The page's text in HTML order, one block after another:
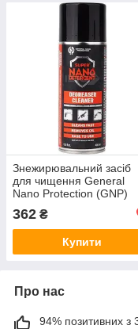
Знежирювальний засіб
для чищення General
Nano Protection (GNP)
Degreaser Cleaner 400
362 ₴
Купити
Про нас
94% позитивних з